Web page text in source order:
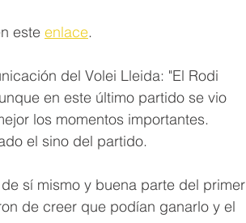
este enlace.
del Volei Lleida: "El Rodi
en este último partido se vio
los momentos importantes.
el sino del partido.
sí mismo y buena parte del primer
de creer que podían ganarlo y el